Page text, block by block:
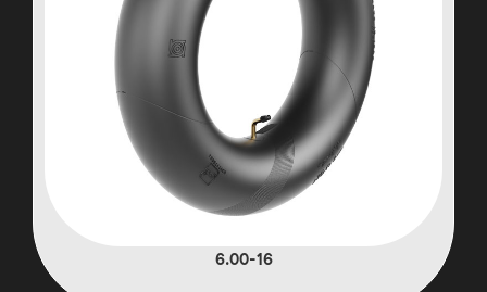
6.00-16